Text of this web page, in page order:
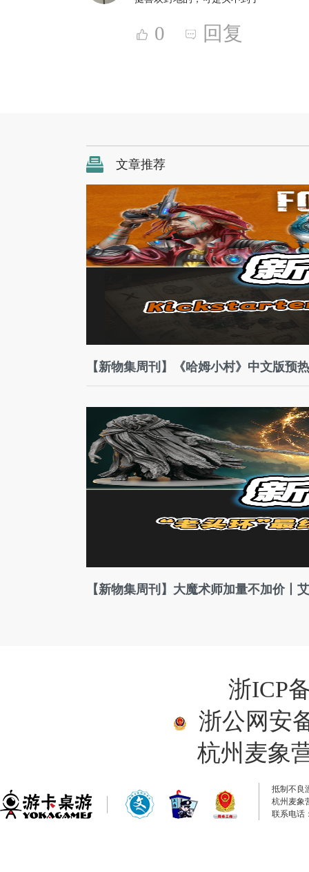
0 回复
文章推荐
【新物集周刊】《哈姆小村》中文版预
【新物集周刊】大魔术师加量不加价丨
浙ICP
浙公网安
杭州麦象
抵制不良
杭州麦象
联系电话